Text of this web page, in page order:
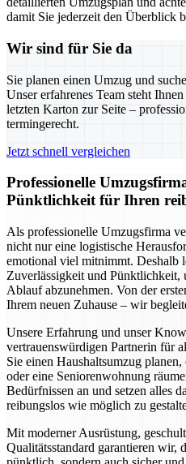
damit Sie jederzeit den Überblick
Wir sind für Sie da
Sie planen einen Umzug und
Unser erfahrenes Team steht
letzten Karton zur Seite –
termingerecht.
Jetzt schnell vergleichen
Professionelle
Pünktlichkeit für Ihren
Als professionelle Umzugsfirma
nicht nur eine logistische
emotional viel mitnimmt. Deshalb
Zuverlässigkeit und Pünktlichkeit,
Ablauf abzunehmen. Von der
Ihrem neuen Zuhause – wir
Unsere Erfahrung und unser
vertrauenswürdigen Partnerin für
Sie einen Haushaltsumzug
oder eine Seniorenwohnung
Bedürfnissen an und setzen alles
reibungslos wie möglich zu
Mit moderner Ausrüstung,
Qualitätsstandard garantieren wir,